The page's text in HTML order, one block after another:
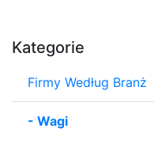
Kategorie
Firmy Według Branż
- Wagi